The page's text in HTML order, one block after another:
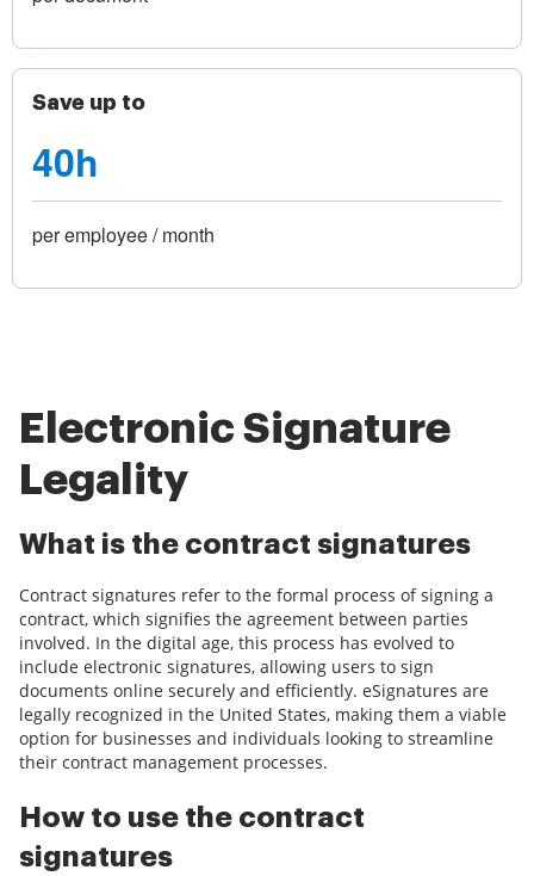
Save up to
40h
per employee / month
Electronic Signature
Legality
What is the contract signatures
Contract signatures refer to the formal process of signing a
contract, which signifies the agreement between parties
involved. In the digital age, this process has evolved to
include electronic signatures, allowing users to sign
documents online securely and efficiently. eSignatures are
legally recognized in the United States, making them a viable
option for businesses and individuals looking to streamline
their contract management processes.
How to use the contract
signatures